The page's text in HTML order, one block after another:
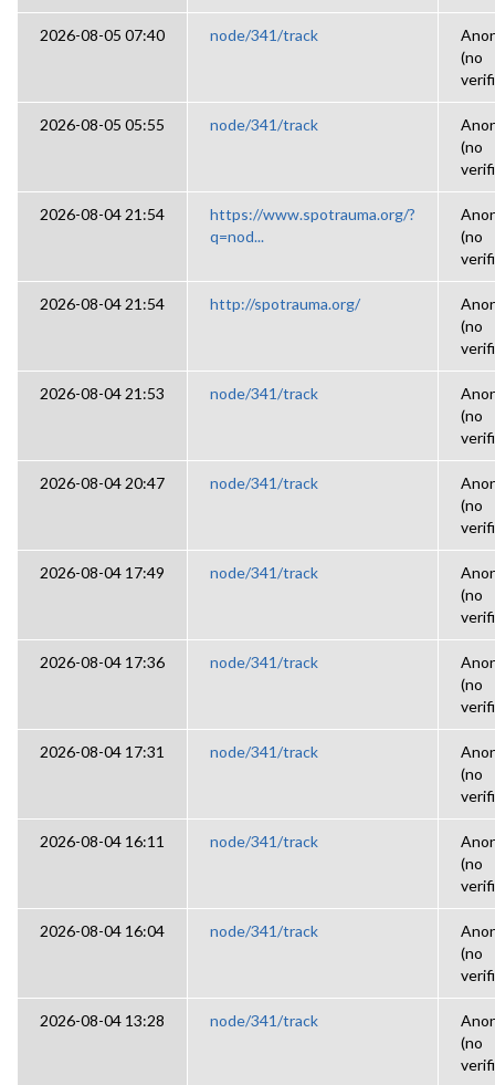
2026-08-05 07:40 node/341/track
(no
2026-08-05 05:55 node/341/track
(no
2026-08-04 21:54
https://www.spotrauma.org/?
q=nod...
(no
2026-08-04 21:54 http://spotrauma.org/
(no
2026-08-04 21:53 node/341/track
(no
2026-08-04 20:47 node/341/track
(no
2026-08-04 17:49 node/341/track
(no
2026-08-04 17:36 node/341/track
(no
2026-08-04 17:31 node/341/track
(no
2026-08-04 16:11 node/341/track
(no
2026-08-04 16:04 node/341/track
(no
2026-08-04 13:28 node/341/track
(no